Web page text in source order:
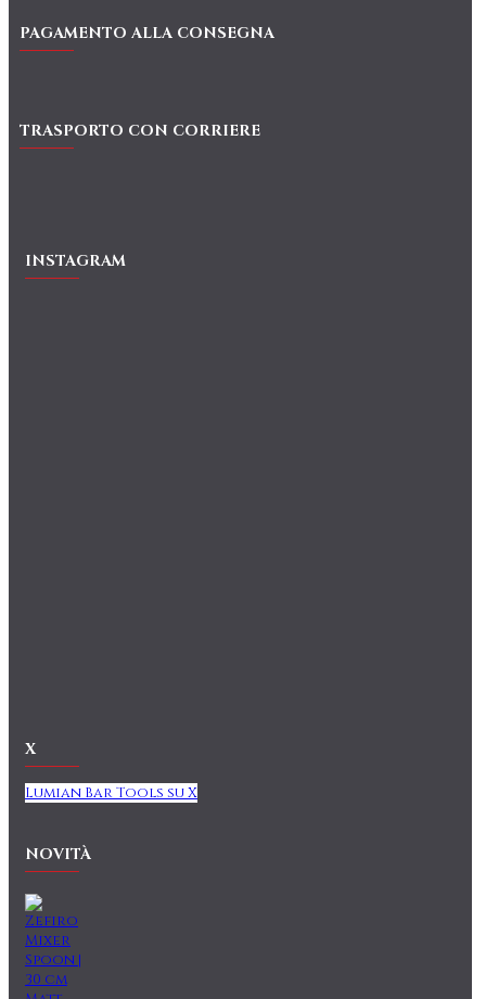
PAGAMENTO ALLA CONSEGNA
TRASPORTO CON CORRIERE
INSTAGRAM
X
Lumian Bar Tools su X
NOVITÀ